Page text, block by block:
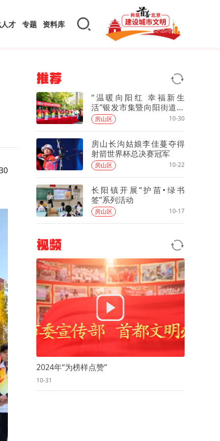
才 专题 资料库
推荐
“温暖向阳红 幸福新生
活”银发市集暨向阳街道敬
老月主题志愿服务活动
房山区 10-30
房山长沟姑娘李佳蔓夺得
射箭世界杯总决赛冠军
房山区 10-22
长阳镇开展“护苗•绿书
签”系列活动
房山区 10-17
视频
2024年“为榜样点赞”
10-31